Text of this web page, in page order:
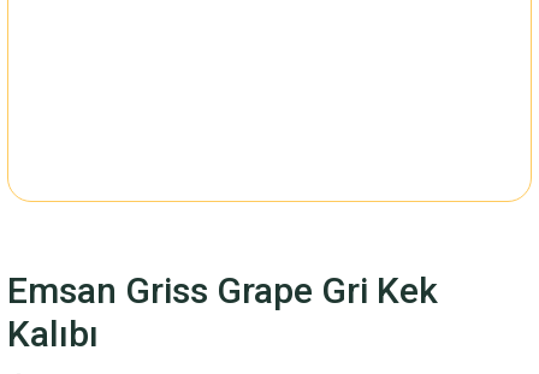
Emsan Griss Grape Gri Kek
Kalıbı